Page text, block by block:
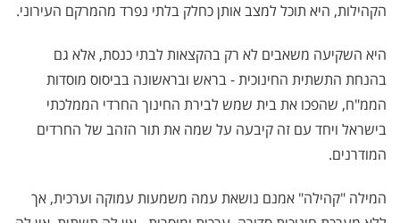
הקהילות, היא תוכל למצב אותן כחלק בלתי נפרד מהמרקם העירוני.
היא השקיעה משאבים לא רק בהקצאות לבתי כנסת, אלא גם
בהנחת התשתית החינוכית - בראש ובראשונה בביסוס מוסדות
הממ"ח, שהפכו את בית שמש לבירת החינוך החרדי הממלכתי
בישראל ויחד עם זה קיבעה על שמה את תור הזהב של החרדים
המודרנים.
המילה "קהילה" אמנם נושאת עמה משמעות עמוקה וערכית, אך